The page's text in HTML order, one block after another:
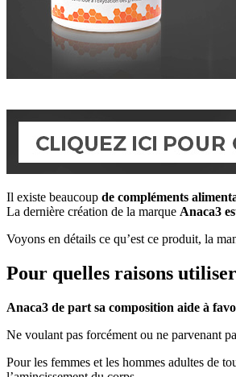
Il existe beaucoup de compléments
La dernière création de la marque Anaca3
Voyons en détails ce qu’est ce produit, la
Pour quelles raisons
Anaca3 de part sa composition aide à
Ne voulant pas forcément ou ne parvenant
Pour les femmes et les hommes adultes de